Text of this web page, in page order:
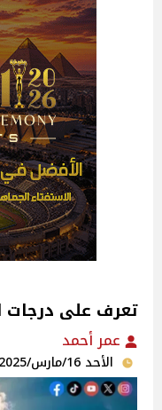
تعرف على درجات
عمر أحمد
الأحد 16/مارس/2025 - 08:39 ص